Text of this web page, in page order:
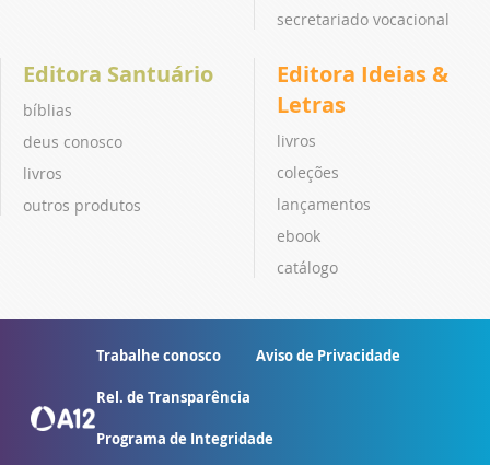
secretariado vocacional
Editora Santuário
bíblias
deus conosco
livros
outros produtos
Editora Ideias &
Letras
livros
coleções
lançamentos
ebook
catálogo
Trabalhe conosco Aviso de Privacidade
Rel. de Transparência
Programa de Integridade